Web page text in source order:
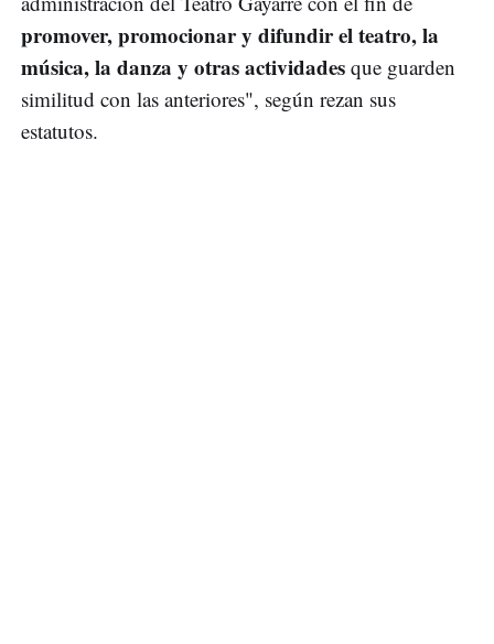
promover, promocionar y difundir el teatro, la
música, la danza y otras actividades que guarden
similitud con las anteriores", según rezan sus
estatutos.